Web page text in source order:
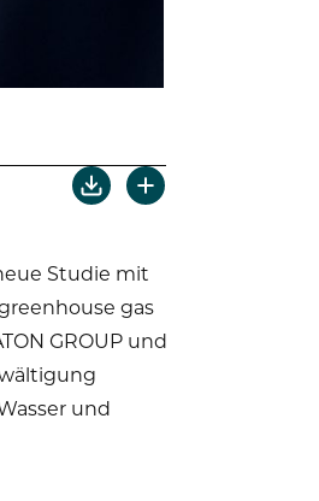
Studie mit
gas
GROUP und
und